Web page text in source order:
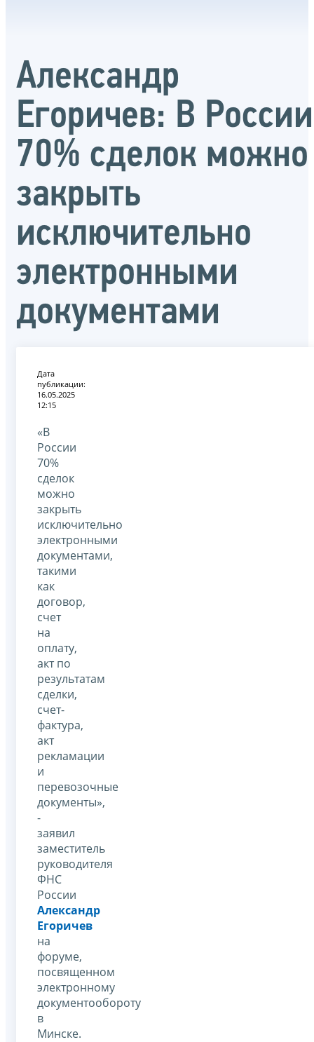
Александр
Егоричев: В России
70% сделок можно
закрыть
исключительно
электронными
документами
Дата
публикации:
16.05.2025
12:15
«В
России
70%
сделок
можно
закрыть
исключительно
электронными
документами,
такими
как
договор,
счет
на
оплату,
акт по
результатам
сделки,
счет-
фактура,
акт
рекламации
и
перевозочные
документы»,
-
заявил
заместитель
руководителя
ФНС
России
Александр
Егоричев
на
форуме,
посвященном
электронному
документообороту
в
Минске.